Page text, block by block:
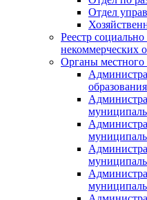
Отдел
Реестр
некоммерческих
Органы местного